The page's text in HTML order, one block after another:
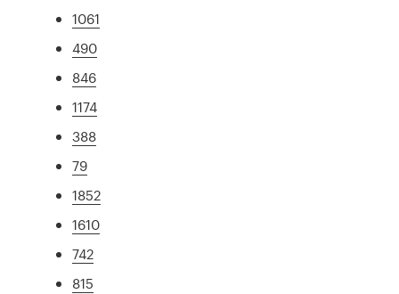
1061
490
846
1174
388
79
1852
1610
742
815